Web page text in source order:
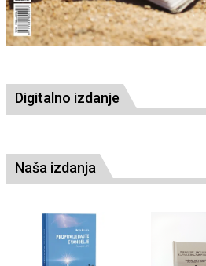
Digitalno izdanje
Naša izdanja